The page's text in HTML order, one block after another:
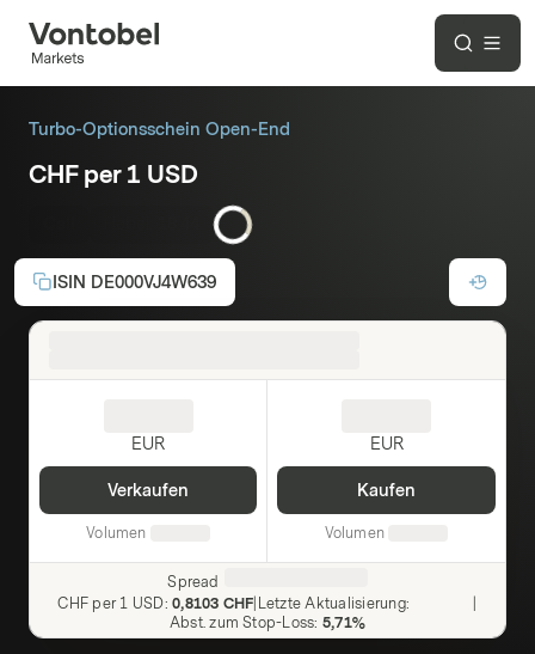
Turbo-Optionsschein Open-End
CHF per 1 USD
ISIN DE000VJ4W639
EUR
Verkaufen
Volumen
EUR
Kaufen
Volumen
Spread
CHF per 1 USD: 0,8103 CHF Letzte Aktualisierung:
Abst. zum Stop-Loss: 5,71%